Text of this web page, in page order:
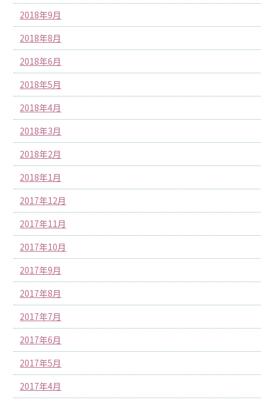
2018年9月
2018年8月
2018年6月
2018年5月
2018年4月
2018年3月
2018年2月
2018年1月
2017年12月
2017年11月
2017年10月
2017年9月
2017年8月
2017年7月
2017年6月
2017年5月
2017年4月